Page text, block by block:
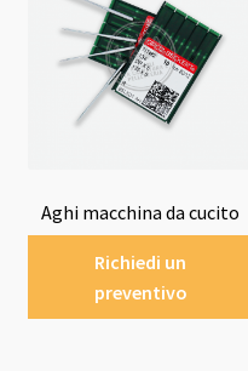
Aghi macchina da cucito
Richiedi un
preventivo